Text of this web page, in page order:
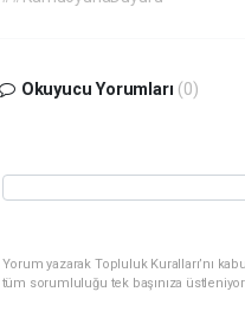
Okuyucu Yorumları (0)
Yorum yazarak Topluluk Kuralları’nı
tüm sorumluluğu tek başınıza